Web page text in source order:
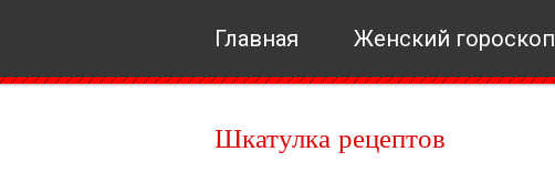
Главная Женский гороскоп
Шкатулка рецептов